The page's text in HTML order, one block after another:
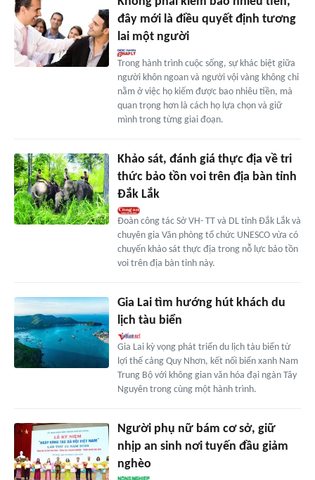
đây mới là điều quyết định tương
lai một người
Trong hành trình cuộc sống, sự khác biệt giữa
người khôn ngoan và người vội vàng không chỉ
nằm ở việc họ kiếm được bao nhiêu tiền, mà
quan trọng hơn là cách họ lựa chọn và giữ
mình trong từng giai đoạn.
Khảo sát, đánh giá thực địa về tri
thức bảo tồn voi trên địa bàn tỉnh
Đắk Lắk
Đoàn công tác Sở VH- TT và DL tỉnh Đắk Lắk và
chuyên gia Văn phòng tổ chức UNESCO vừa có
chuyến khảo sát thực địa trong nỗ lực bảo tồn
voi trên địa bàn tỉnh này.
Gia Lai tìm hướng hút khách du
lịch tàu biển
Gia Lai kỳ vọng phát triển du lịch tàu biển từ
lợi thế cảng Quy Nhơn, kết nối biển xanh Nam
Trung Bộ với không gian văn hóa đại ngàn Tây
Nguyên trong cùng một hành trình.
Người phụ nữ bám cơ sở, giữ
nhịp an sinh nơi tuyến đầu giảm
nghèo